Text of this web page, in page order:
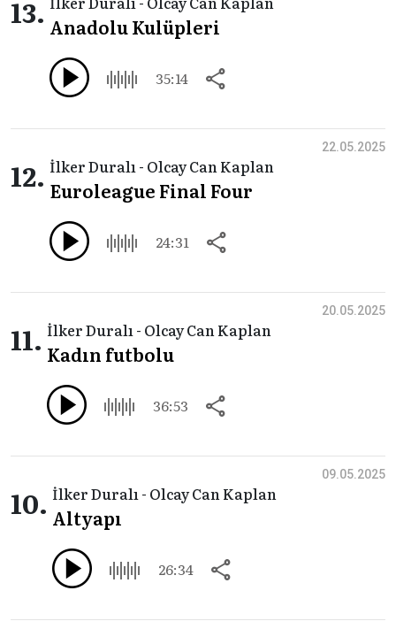
13. Anadolu Kulüpleri
35:14
12. İlker Duralı - Olcay Can Kaplan
Euroleague Final Four
24:31
22.05.2025
11. İlker Duralı - Olcay Can Kaplan
Kadın futbolu
36:53
20.05.2025
10. İlker Duralı - Olcay Can Kaplan
Altyapı
26:34
09.05.2025